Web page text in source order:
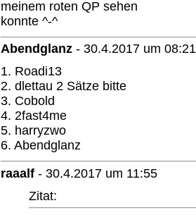
meinem roten QP sehen
konnte ^-^
Abendglanz - 30.4.2017 um 08:21
1. Roadi13
2. dlettau 2 Sätze bitte
3. Cobold
4. 2fast4me
5. harryzwo
6. Abendglanz
raaalf - 30.4.2017 um 11:55
Zitat: